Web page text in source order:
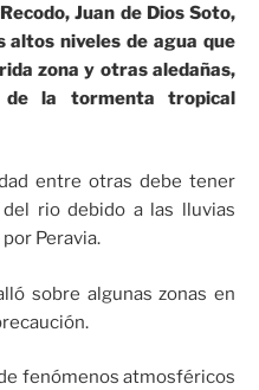
Juan de Dios Soto,
altos niveles de agua que
zona y otras aledañas,
la tormenta tropical
entre otras debe tener
rio debido a las lluvias
Peravia.
sobre algunas zonas en
fenómenos atmosféricos